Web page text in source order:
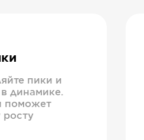
пики и
динамике.
поможет